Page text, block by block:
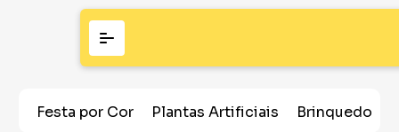
Festa por Cor Plantas Artificiais Brinquedos